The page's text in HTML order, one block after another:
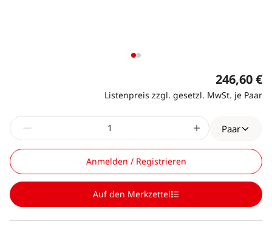
246,60 €
Listenpreis zzgl. gesetzl. MwSt. je Paar
Paar
Anmelden / Registrieren
Auf den Merkzettel